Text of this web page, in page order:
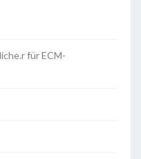
für ECM-